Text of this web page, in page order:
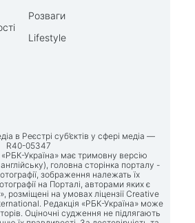
Розваги
Lifestyle
в Реєстрі суб’єктів у сфері медіа —
R40-05347
Україна» має тримовну версію
головна сторінка порталу -
зображення належать їх
на Порталі, авторами яких є
розміщені на умовах ліцензії Creative
Редакція «РБК-Україна» може
Оціночні судження не підлягають